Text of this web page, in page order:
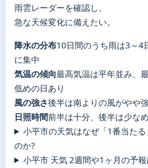
雨雲レーダーを確認し、
急な天候変化に備えたい。
降水の分布10日間のうち雨は3～4
に集中
気温の傾向最高気温は平年並み、
低めの日あり
風の強さ後半は南よりの風がやや
日照時間前半は十分、後半は少なめ
小平市の天気はなぜ「1番当た
のか?
小平市 天気 2週間や1ヶ月の予